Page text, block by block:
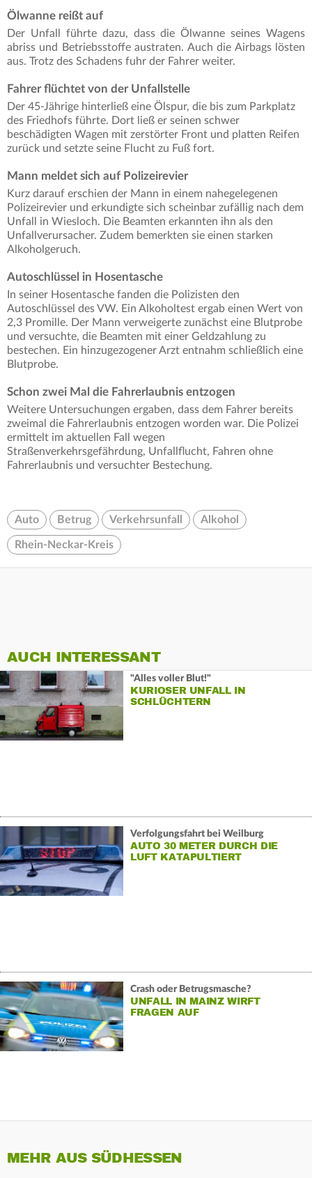
Ölwanne reißt auf
Der Unfall führte dazu, dass die Ölwanne seines Wagens
abriss und Betriebsstoffe austraten. Auch die Airbags lösten
aus. Trotz des Schadens fuhr der Fahrer weiter.
Fahrer flüchtet von der Unfallstelle
Der 45-Jährige hinterließ eine Ölspur, die bis zum Parkplatz
des Friedhofs führte. Dort ließ er seinen schwer
beschädigten Wagen mit zerstörter Front und platten Reifen
zurück und setzte seine Flucht zu Fuß fort.
Mann meldet sich auf Polizeirevier
Kurz darauf erschien der Mann in einem nahegelegenen
Polizeirevier und erkundigte sich scheinbar zufällig nach dem
Unfall in Wiesloch. Die Beamten erkannten ihn als den
Unfallverursacher. Zudem bemerkten sie einen starken
Alkoholgeruch.
Autoschlüssel in Hosentasche
In seiner Hosentasche fanden die Polizisten den
Autoschlüssel des VW. Ein Alkoholtest ergab einen Wert von
2,3 Promille. Der Mann verweigerte zunächst eine Blutprobe
und versuchte, die Beamten mit einer Geldzahlung zu
bestechen. Ein hinzugezogener Arzt entnahm schließlich eine
Blutprobe.
Schon zwei Mal die Fahrerlaubnis entzogen
Weitere Untersuchungen ergaben, dass dem Fahrer bereits
zweimal die Fahrerlaubnis entzogen worden war. Die Polizei
ermittelt im aktuellen Fall wegen
Straßenverkehrsgefährdung, Unfallflucht, Fahren ohne
Fahrerlaubnis und versuchter Bestechung.
Auto Betrug Verkehrsunfall Alkohol
Rhein-Neckar-Kreis
AUCH INTERESSANT
"Alles voller Blut!"
KURIOSER UNFALL IN
SCHLÜCHTERN
Verfolgungsfahrt bei Weilburg
AUTO 30 METER DURCH DIE
LUFT KATAPULTIERT
Crash oder Betrugsmasche?
UNFALL IN MAINZ WIRFT
FRAGEN AUF
MEHR AUS SÜDHESSEN